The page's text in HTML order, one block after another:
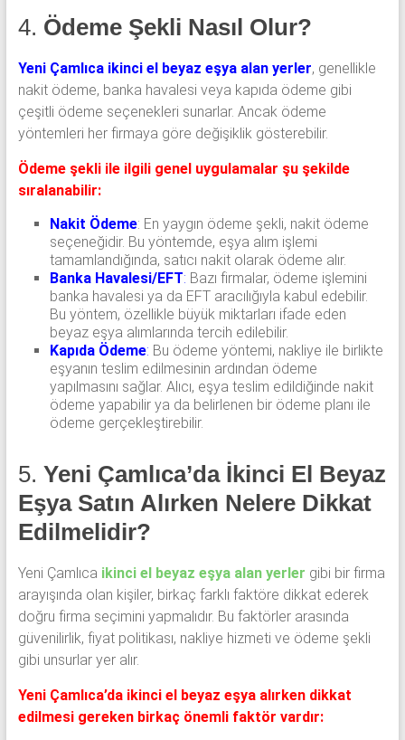
4. Ödeme Şekli Nasıl Olur?
Yeni Çamlıca ikinci el beyaz eşya alan yerler, genellikle
nakit ödeme, banka havalesi veya kapıda ödeme gibi
çeşitli ödeme seçenekleri sunarlar. Ancak ödeme
yöntemleri her firmaya göre değişiklik gösterebilir.
Ödeme şekli ile ilgili genel uygulamalar şu şekilde
sıralanabilir:
Nakit Ödeme: En yaygın ödeme şekli, nakit ödeme
seçeneğidir. Bu yöntemde, eşya alım işlemi
tamamlandığında, satıcı nakit olarak ödeme alır.
Banka Havalesi/EFT: Bazı firmalar, ödeme işlemini
banka havalesi ya da EFT aracılığıyla kabul edebilir.
Bu yöntem, özellikle büyük miktarları ifade eden
beyaz eşya alımlarında tercih edilebilir.
Kapıda Ödeme: Bu ödeme yöntemi, nakliye ile birlikte
eşyanın teslim edilmesinin ardından ödeme
yapılmasını sağlar. Alıcı, eşya teslim edildiğinde nakit
ödeme yapabilir ya da belirlenen bir ödeme planı ile
ödeme gerçekleştirebilir.
5. Yeni Çamlıca’da İkinci El Beyaz
Eşya Satın Alırken Nelere Dikkat
Edilmelidir?
Yeni Çamlıca ikinci el beyaz eşya alan yerler gibi bir firma
arayışında olan kişiler, birkaç farklı faktöre dikkat ederek
doğru firma seçimini yapmalıdır. Bu faktörler arasında
güvenilirlik, fiyat politikası, nakliye hizmeti ve ödeme şekli
gibi unsurlar yer alır.
Yeni Çamlıca’da ikinci el beyaz eşya alırken dikkat
edilmesi gereken birkaç önemli faktör vardır: